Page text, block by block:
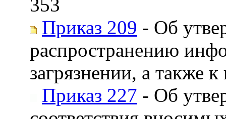
353
Приказ 209 - Об
распространению
загрязнении, а также
Приказ 227 - Об